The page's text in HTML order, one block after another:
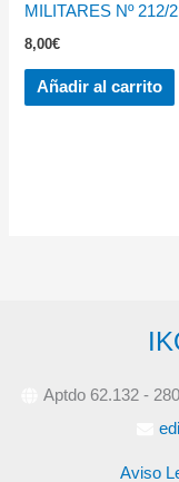
MILITARES Nº 212/
8,00€
Añadir al carrito
Aptdo 62.132 -
Aviso